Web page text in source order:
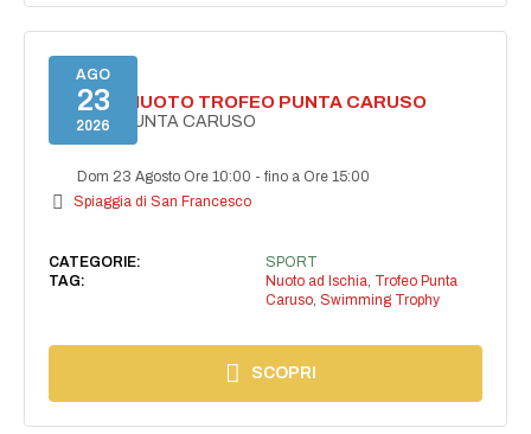
AGO
23
2026
GARA DI NUOTO TROFEO PUNTA CARUSO
TROFEO PUNTA CARUSO
Dom 23 Agosto Ore 10:00 -fino a Ore 15:00
Spiaggia di San Francesco
CATEGORIE:
SPORT
TAG:
Nuoto ad Ischia, Trofeo Punta
Caruso, Swimming Trophy
SCOPRI